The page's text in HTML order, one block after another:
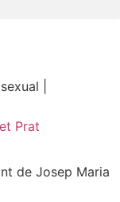
|
de Josep Maria